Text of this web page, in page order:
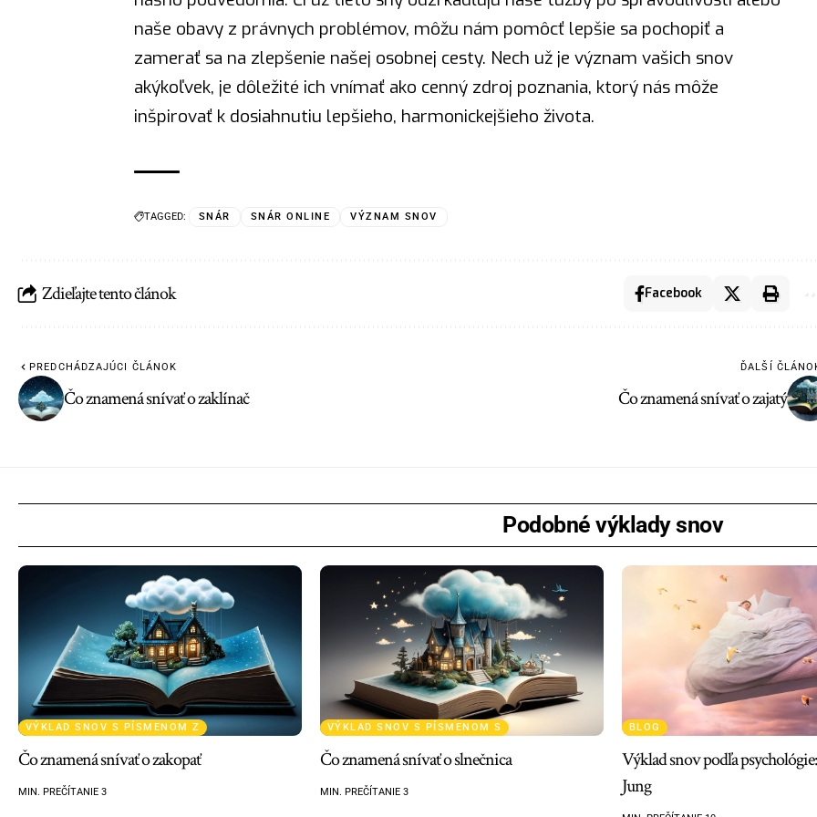
naše obavy z právnych problémov, môžu nám pomôcť lepšie sa pochopiť a
zamerať sa na zlepšenie našej osobnej cesty. Nech už je význam vašich snov
akýkoľvek, je dôležité ich vnímať ako cenný zdroj poznania, ktorý nás môže
inšpirovať k dosiahnutiu lepšieho, harmonickejšieho života.
TAGGED: SNÁR SNÁR ONLINE VÝZNAM SNOV
Zdieľajte tento článok Facebook
PREDCHÁDZAJÚCI ČLÁNOK
Čo znamená snívať o zaklínač
ĎALŠÍ
Čo znamená snívať o zajatý
Podobné výklady snov
VÝKLAD SNOV S PÍSMENOM Z
Čo znamená snívať o zakopať
MIN. PREČÍTANIE 3
VÝKLAD SNOV S PÍSMENOM S
Čo znamená snívať o slnečnica
MIN. PREČÍTANIE 3
BLOG
Výklad snov podľa
Jung